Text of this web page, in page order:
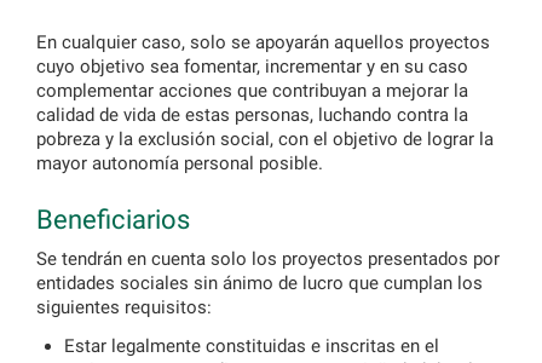
En cualquier caso, solo se apoyarán aquellos proyectos
cuyo objetivo sea fomentar, incrementar y en su caso
complementar acciones que contribuyan a mejorar la
calidad de vida de estas personas, luchando contra la
pobreza y la exclusión social, con el objetivo de lograr la
mayor autonomía personal posible.
Beneficiarios
Se tendrán en cuenta solo los proyectos presentados por
entidades sociales sin ánimo de lucro que cumplan los
siguientes requisitos:
Estar legalmente constituidas e inscritas en el